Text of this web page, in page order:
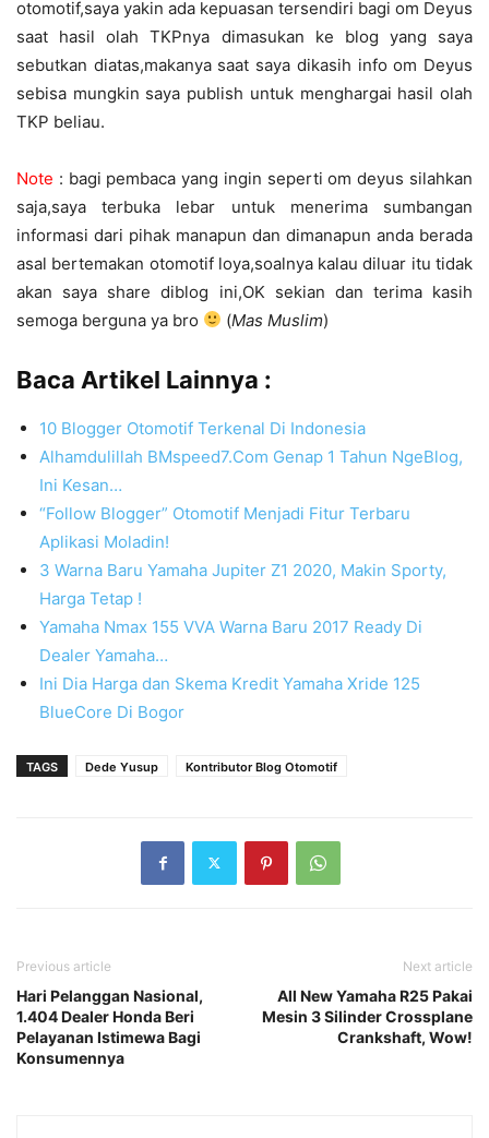
otomotif,saya yakin ada kepuasan tersendiri bagi om Deyus
saat hasil olah TKPnya dimasukan ke blog yang saya
sebutkan diatas,makanya saat saya dikasih info om Deyus
sebisa mungkin saya publish untuk menghargai hasil olah
TKP beliau.
Note : bagi pembaca yang ingin seperti om deyus silahkan
saja,saya terbuka lebar untuk menerima sumbangan
informasi dari pihak manapun dan dimanapun anda berada
asal bertemakan otomotif loya,soalnya kalau diluar itu tidak
akan saya share diblog ini,OK sekian dan terima kasih
semoga berguna ya bro
(Mas Muslim)
Baca Artikel Lainnya :
10 Blogger Otomotif Terkenal Di Indonesia
Alhamdulillah BMspeed7.Com Genap 1 Tahun NgeBlog,
Ini Kesan…
“Follow Blogger” Otomotif Menjadi Fitur Terbaru
Aplikasi Moladin!
3 Warna Baru Yamaha Jupiter Z1 2020, Makin Sporty,
Harga Tetap !
Yamaha Nmax 155 VVA Warna Baru 2017 Ready Di
Dealer Yamaha…
Ini Dia Harga dan Skema Kredit Yamaha Xride 125
BlueCore Di Bogor
TAGS Dede Yusup Kontributor Blog Otomotif
Previous article
Hari Pelanggan Nasional,
1.404 Dealer Honda Beri
Pelayanan Istimewa Bagi
Konsumennya
Next article
All New Yamaha R25 Pakai
Mesin 3 Silinder Crossplane
Crankshaft, Wow!